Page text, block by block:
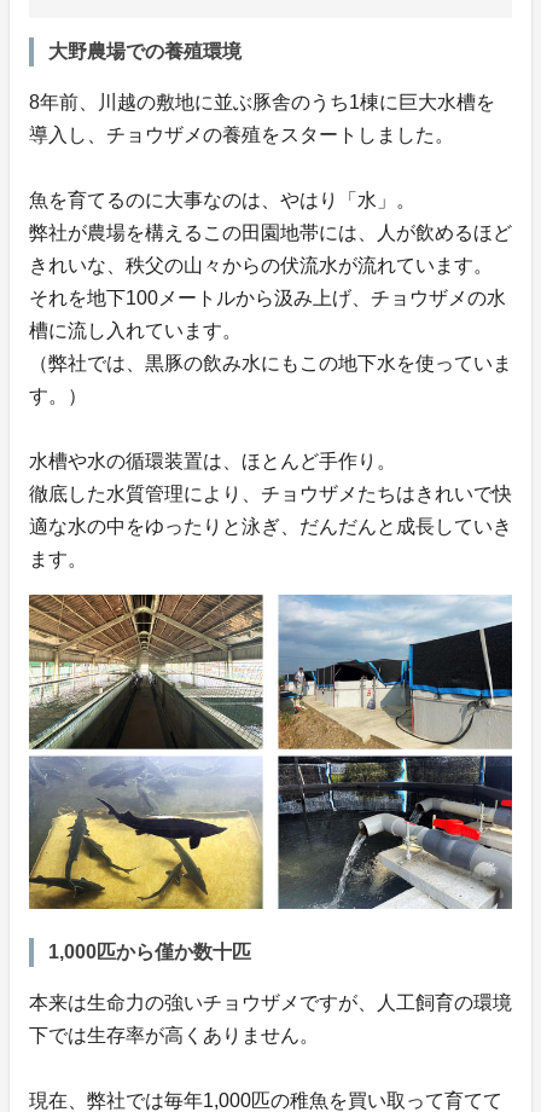
大野農場での養殖環境
8年前、川越の敷地に並ぶ豚舎のうち1棟に巨大水槽を
導入し、チョウザメの養殖をスタートしました。
魚を育てるのに大事なのは、やはり「水」。
弊社が農場を構えるこの田園地帯には、人が飲めるほど
きれいな、秩父の山々からの伏流水が流れています。
それを地下100メートルから汲み上げ、チョウザメの水
槽に流し入れています。
（弊社では、黒豚の飲み水にもこの地下水を使っていま
す。）
水槽や水の循環装置は、ほとんど手作り。
徹底した水質管理により、チョウザメたちはきれいで快
適な水の中をゆったりと泳ぎ、だんだんと成長していき
ます。
1,000匹から僅か数十匹
本来は生命力の強いチョウザメですが、人工飼育の環境
下では生存率が高くありません。
現在、弊社では毎年1,000匹の稚魚を買い取って育てて